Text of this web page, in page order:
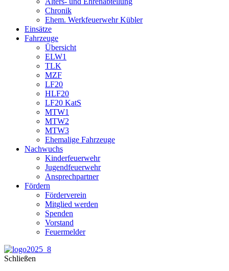
Chronik
Ehem. Werkfeuerwehr Kübler
Einsätze
Fahrzeuge
Übersicht
ELW1
TLK
MZF
LF20
HLF20
LF20 KatS
MTW1
MTW2
MTW3
Ehemalige Fahrzeuge
Nachwuchs
Kinderfeuerwehr
Jugendfeuerwehr
Ansprechpartner
Fördern
Förderverein
Mitglied werden
Spenden
Vorstand
Feuermelder
Schließen